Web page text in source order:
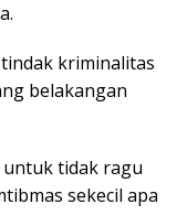
kriminalitas
belakangan
tidak ragu
sekecil apa